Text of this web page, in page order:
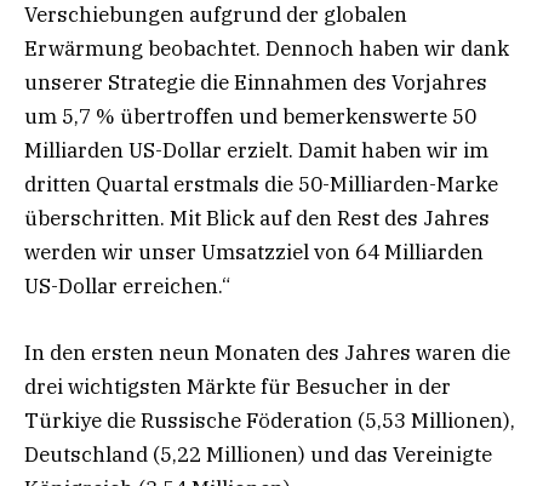
Verschiebungen aufgrund der globalen
Erwärmung beobachtet. Dennoch haben wir dank
unserer Strategie die Einnahmen des Vorjahres
um 5,7 % übertroffen und bemerkenswerte 50
Milliarden US-Dollar erzielt. Damit haben wir im
dritten Quartal erstmals die 50-Milliarden-Marke
überschritten. Mit Blick auf den Rest des Jahres
werden wir unser Umsatzziel von 64 Milliarden
US-Dollar erreichen.“
In den ersten neun Monaten des Jahres waren die
drei wichtigsten Märkte für Besucher in der
Türkiye die Russische Föderation (5,53 Millionen),
Deutschland (5,22 Millionen) und das Vereinigte